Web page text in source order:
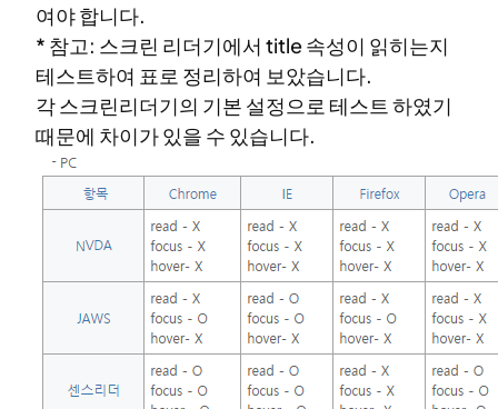
여야 합니다.
* 참고: 스크린 리더기에서 title 속성이 읽히는지
테스트하여 표로 정리하여 보았습니다.
각 스크린리더기의 기본 설정으로 테스트 하였기
때문에 차이가 있을 수 있습니다.